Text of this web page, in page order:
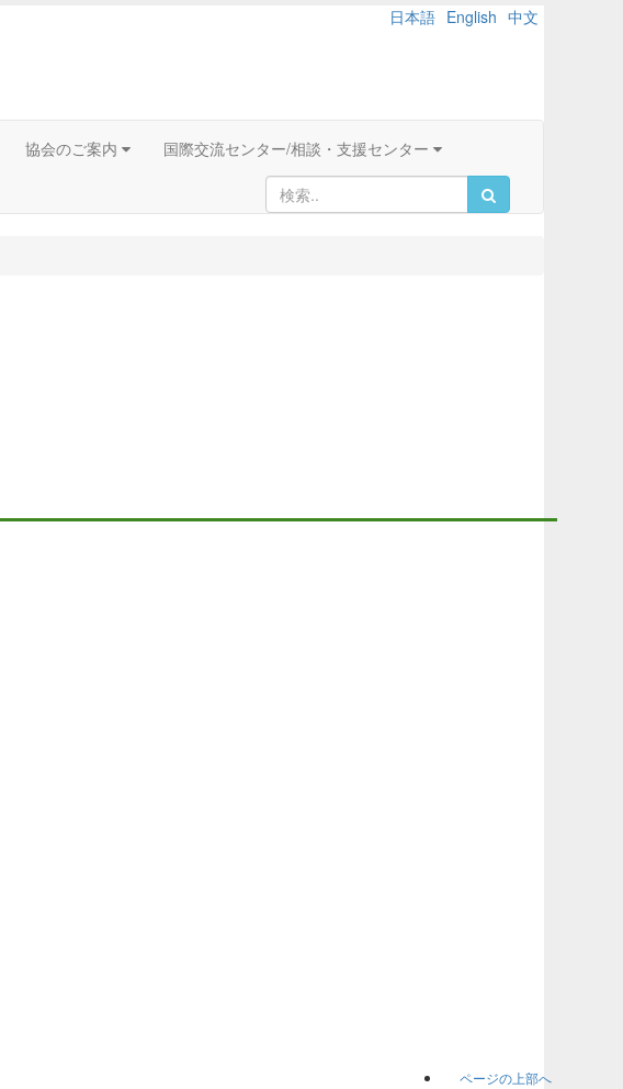
日本語 English 中文
協会のご案内 国際交流センター/相談・支援センター
ページの上部へ